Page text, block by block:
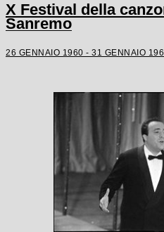
X Festival della
Sanremo
26 GENNAIO 1960 - 31 GENNAIO